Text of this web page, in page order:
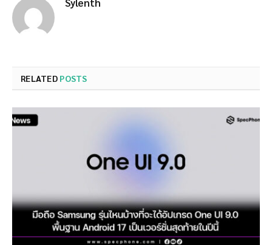
RELATED POSTS